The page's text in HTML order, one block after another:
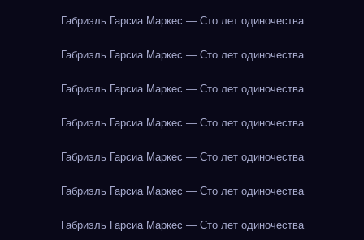
Габриэль Гарсиа Маркес — Сто лет одиночества
Габриэль Гарсиа Маркес — Сто лет одиночества
Габриэль Гарсиа Маркес — Сто лет одиночества
Габриэль Гарсиа Маркес — Сто лет одиночества
Габриэль Гарсиа Маркес — Сто лет одиночества
Габриэль Гарсиа Маркес — Сто лет одиночества
Габриэль Гарсиа Маркес — Сто лет одиночества